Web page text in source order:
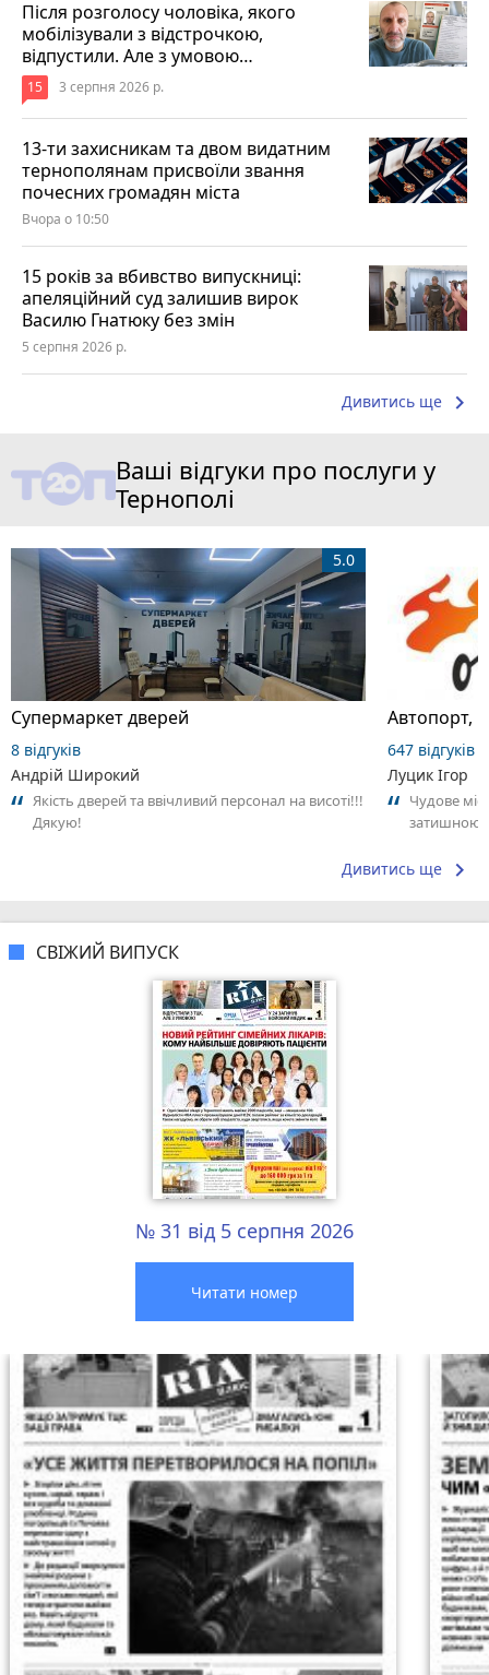
Після розголосу чоловіка, якого
мобілізували з відстрочкою,
відпустили. Але з умовою…
15 3 серпня 2026 р.
13-ти захисникам та двом видатним
тернополянам присвоїли звання
почесних громадян міста
Вчора о 10:50
15 років за вбивство випускниці:
апеляційний суд залишив вирок
Василю Гнатюку без змін
5 серпня 2026 р.
Дивитись ще keyboard_arrow_right
Ваші відгуки про послуги у
Тернополі
Супермаркет дверей
5.0
8 відгуків
Андрій Широкий
Якість дверей та ввічливий персонал на висоті!!!
Дякую!
Автопорт,
647 відгуків
Луцик Ігор
Чудове
затишною
Дивитись ще keyboard_arrow_right
СВІЖИЙ ВИПУСК
№ 31 від 5 серпня 2026
Читати номер